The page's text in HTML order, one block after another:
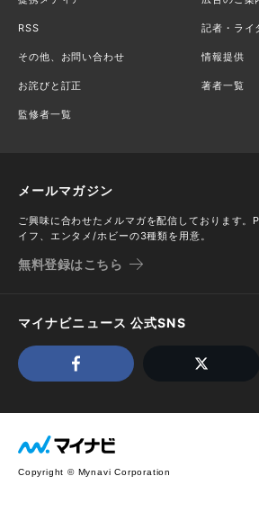
RSS 記者・ライ
その他、お問い合わせ 情報提供
お詫びと訂正 著者一覧
監修者一覧
メールマガジン
ご興味に合わせたメルマガを配信しております。
イフ、エンタメ/ホビーの3種類を用意。
無料登録はこちら
マイナビニュース 公式SNS
Copyright © Mynavi Corporation